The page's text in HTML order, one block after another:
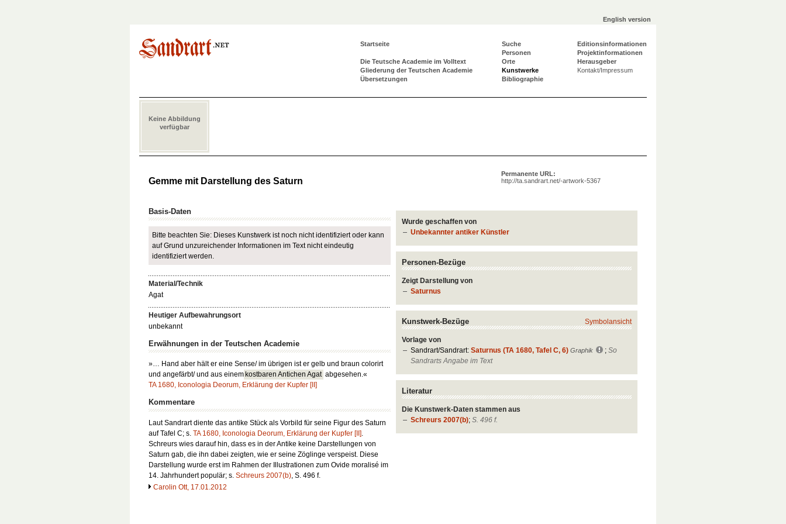
English version
Startseite
Die Teutsche Academie im Volltext
Gliederung der Teutschen Academie
Übersetzungen
Suche
Personen
Orte
Kunstwerke
Bibliographie
Editionsinformationen
Projektinformationen
Herausgeber
Kontakt/Impressum
Keine Abbildung
verfügbar
Permanente URL:
http://ta.sandrart.net/-artwork-5367
Gemme mit Darstellung des Saturn
Wurde geschaffen von
Unbekannter antiker Künstler
Personen-Bezüge
Zeigt Darstellung von
Saturnus
Symbolansicht
Kunstwerk-Bezüge
Vorlage von
Sandrart/Sandrart:Saturnus (TA 1680, Tafel C, 6) Graphik ;So
Sandrarts Angabe im Text
Literatur
Die Kunstwerk-Daten stammen aus
Schreurs 2007(b);S. 496 f.
Basis-Daten
Bitte beachten Sie: Dieses Kunstwerk ist noch nicht identifiziert oder kann
auf Grund unzureichender Informationen im Text nicht eindeutig
identifiziert werden.
Material/Technik
Agat
Heutiger Aufbewahrungsort
unbekannt
Erwähnungen in der Teutschen Academie
»… Hand aber hält er eine Sense/ im übrigen ist er gelb und braun colorirt
und angefärbt/ und aus einem kostbaren Antichen Agat abgesehen.«
TA 1680, Iconologia Deorum, Erklärung der Kupfer [II]
Kommentare
Laut Sandrart diente das antike Stück als Vorbild für seine Figur des Saturn
auf Tafel C; s. TA 1680, Iconologia Deorum, Erklärung der Kupfer [II].
Schreurs wies darauf hin, dass es in der Antike keine Darstellungen von
Saturn gab, die ihn dabei zeigten, wie er seine Zöglinge verspeist. Diese
Darstellung wurde erst im Rahmen der Illustrationen zum Ovide moralisé im
14. Jahrhundert populär; s. Schreurs 2007(b), S. 496 f.
Carolin Ott, 17.01.2012